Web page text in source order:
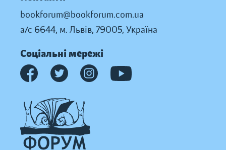
bookforum@bookforum.com.ua
а/с 6644, м. Львів, 79005, Україна
Соціальні мережі